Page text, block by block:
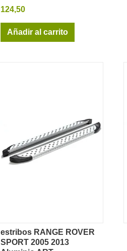
124,50
Añadir al carrito
Vista rápida
estribos RANGE ROVER
SPORT 2005 2013